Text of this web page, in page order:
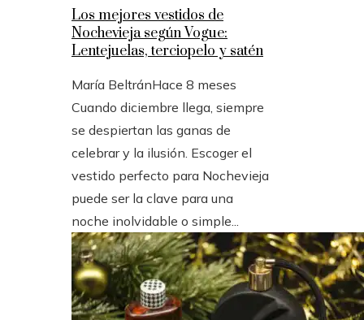
Los mejores vestidos de
Nochevieja según Vogue:
Lentejuelas, terciopelo y satén
María BeltránHace 8 meses
Cuando diciembre llega, siempre
se despiertan las ganas de
celebrar y la ilusión. Escoger el
vestido perfecto para Nochevieja
puede ser la clave para una
noche inolvidable o simple...